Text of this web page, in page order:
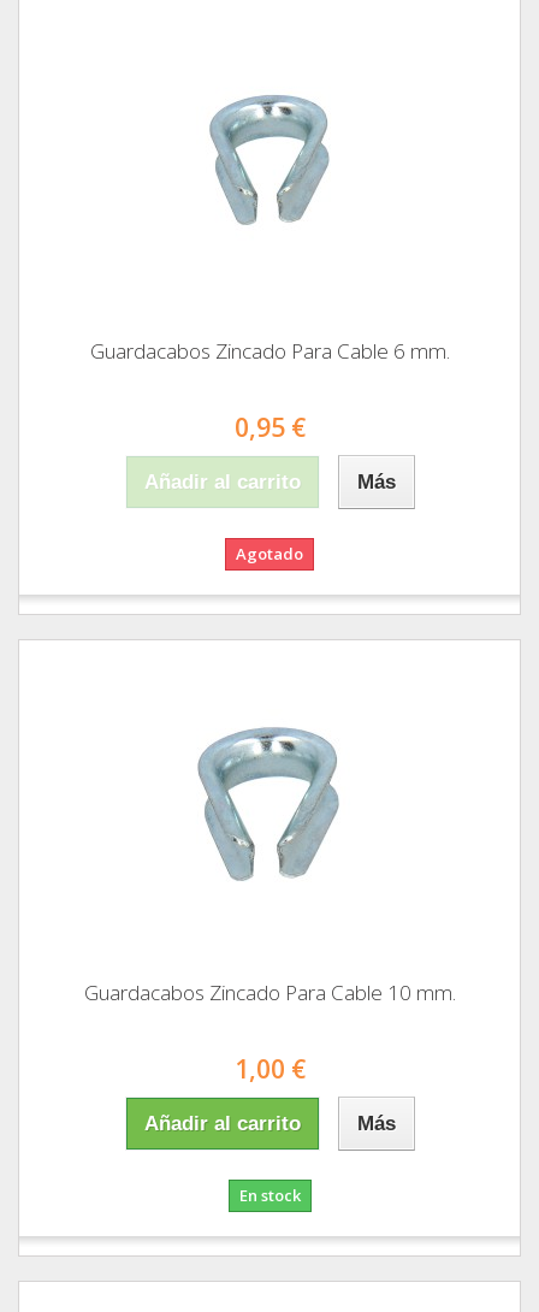
Guardacabos Zincado Para Cable 6 mm.
0,95 €
Añadir al carrito Más
Agotado
Guardacabos Zincado Para Cable 10 mm.
1,00 €
Añadir al carrito Más
En stock